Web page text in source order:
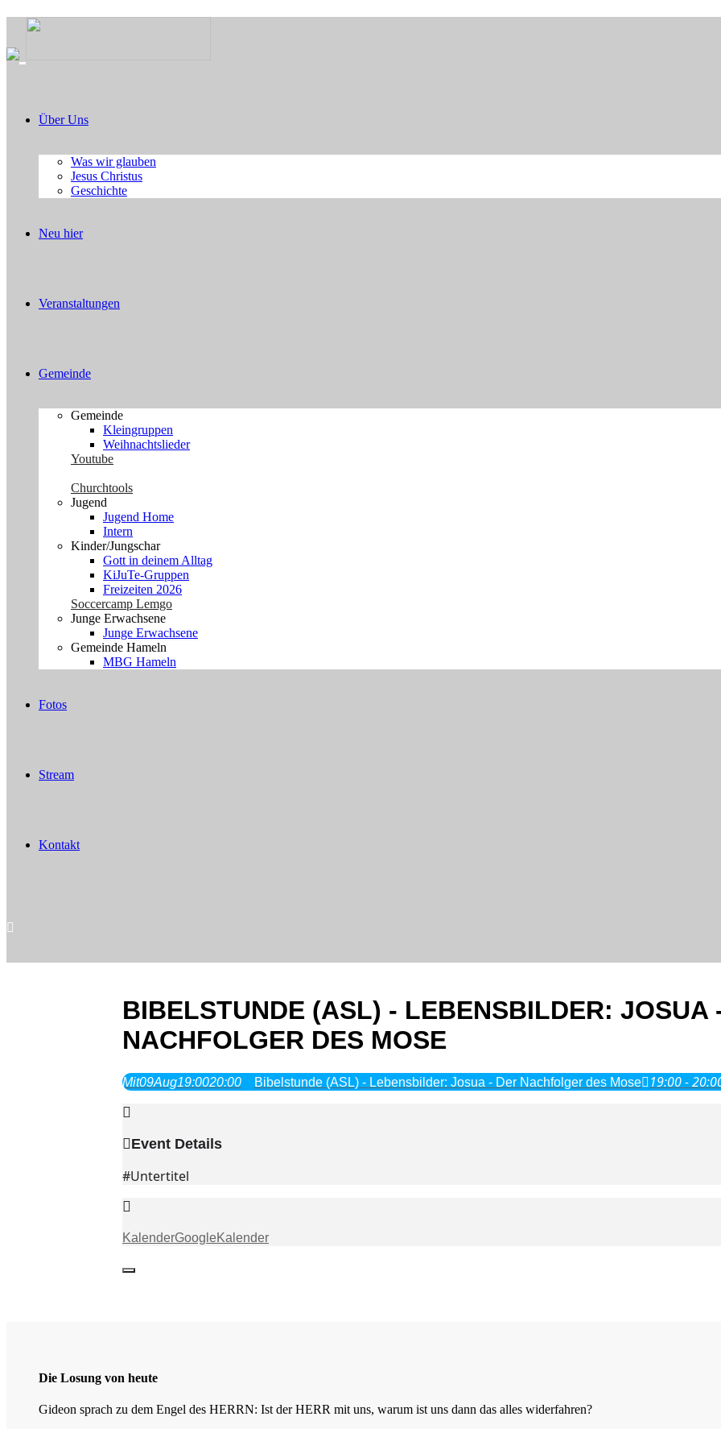
Über Uns
Was wir glauben
Jesus Christus
Geschichte
Neu hier
Veranstaltungen
Gemeinde
Gemeinde
Kleingruppen
Weihnachtslieder
Youtube
Churchtools
Jugend
Jugend Home
Intern
Kinder/Jungschar
Gott in deinem Alltag
KiJuTe-Gruppen
Freizeiten 2026
Soccercamp Lemgo
Junge Erwachsene
Junge Erwachsene
Gemeinde Hameln
MBG Hameln
Fotos
Stream
Kontakt
BIBELSTUNDE (ASL) - LEBENSBILDER: JOSUA
NACHFOLGER DES MOSE
Mit09Aug19:0020:00 Bibelstunde (ASL) - Lebensbilder: Josua - Der Nachfolger des Mose 19:00 -
Event Details
#Untertitel
KalenderGoogleKalender
Die Losung von heute
Gideon sprach zu dem Engel des HERRN: Ist der HERR mit uns, warum ist uns dann das alles widerfahren?